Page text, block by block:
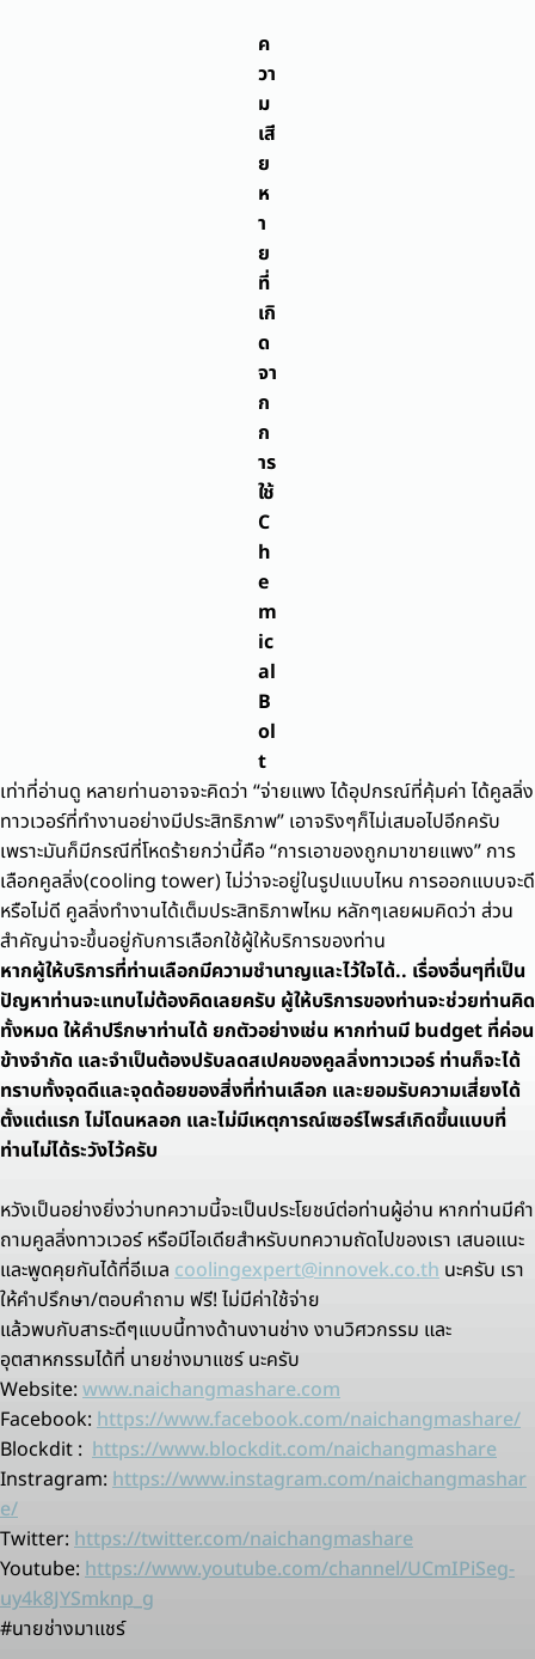
ค
วา
ม
เสี
ย
ห
า
ย
ที่
เกิ
ด
จา
ก
ก
าร
ใช้
C
h
e
m
ic
al
B
ol
t
เท่าที่อ่านดู หลายท่านอาจจะคิดว่า “จ่ายแพง ได้อุปกรณ์ที่คุ้มค่า ได้คูลลิ่ง
ทาวเวอร์ที่ทำงานอย่างมีประสิทธิภาพ” เอาจริงๆก็ไม่เสมอไปอีกครับ
เพราะมันก็มีกรณีที่โหดร้ายกว่านี้คือ “การเอาของถูกมาขายแพง” การ
เลือกคูลลิ่ง(cooling tower) ไม่ว่าจะอยู่ในรูปแบบไหน การออกแบบจะดี
หรือไม่ดี คูลลิ่งทำงานได้เต็มประสิทธิภาพไหม หลักๆเลยผมคิดว่า ส่วน
สำคัญน่าจะขึ้นอยู่กับการเลือกใช้ผู้ให้บริการของท่าน
หากผู้ให้บริการที่ท่านเลือกมีความชำนาญและไว้ใจได้.. เรื่องอื่นๆที่เป็น
ปัญหาท่านจะแทบไม่ต้องคิดเลยครับ ผู้ให้บริการของท่านจะช่วยท่านคิด
ทั้งหมด ให้คำปรึกษาท่านได้ ยกตัวอย่างเช่น หากท่านมี budget ที่ค่อน
ข้างจำกัด และจำเป็นต้องปรับลดสเปคของคูลลิ่งทาวเวอร์ ท่านก็จะได้
ทราบทั้งจุดดีและจุดด้อยของสิ่งที่ท่านเลือก และยอมรับความเสี่ยงได้
ตั้งแต่แรก ไม่โดนหลอก และไม่มีเหตุการณ์เซอร์ไพรส์เกิดขึ้นแบบที่
ท่านไม่ได้ระวังไว้ครับ
หวังเป็นอย่างยิ่งว่าบทความนี้จะเป็นประโยชน์ต่อท่านผู้อ่าน หากท่านมีคำ
ถามคูลลิ่งทาวเวอร์ หรือมีไอเดียสำหรับบทความถัดไปของเรา เสนอแนะ
และพูดคุยกันได้ที่อีเมล coolingexpert@innovek.co.th นะครับ เรา
ให้คำปรึกษา/ตอบคำถาม ฟรี! ไม่มีค่าใช้จ่าย
แล้วพบกับสาระดีๆแบบนี้ทางด้านงานช่าง งานวิศวกรรม และ
อุตสาหกรรมได้ที่ นายช่างมาแชร์ นะครับ
Website: www.naichangmashare.com
Facebook: https://www.facebook.com/naichangmashare/
Blockdit : https://www.blockdit.com/naichangmashare
Instragram: https://www.instagram.com/naichangmashar
e/
Twitter: https://twitter.com/naichangmashare
Youtube: https://www.youtube.com/channel/UCmIPiSeg-
uy4k8JYSmknp_g
#นายช่างมาแชร์